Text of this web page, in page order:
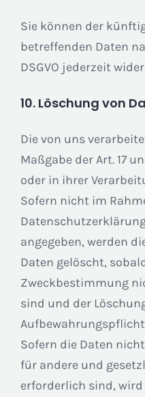
Sie können der
betreffenden Daten
DSGVO jederzeit
10. Löschung von
Die von uns
Maßgabe der Art. 17
oder in ihrer
Sofern nicht im
angegeben, werden
Daten gelöscht,
Zweckbestimmung
sind und der
Sofern die Daten
für andere und
erforderlich sind,